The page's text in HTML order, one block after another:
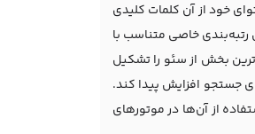
خود از آن کلمات کلیدی
خاصی متناسب با
بخش از سئو را تشکیل
جستجو افزایش پیدا کند.
از آن‌ها در موتورهای